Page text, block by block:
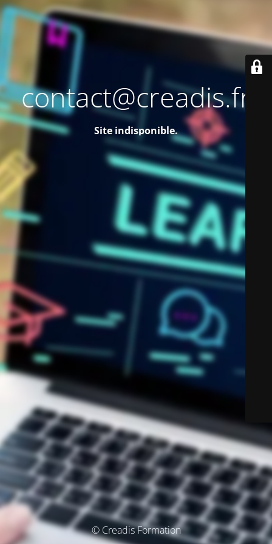
contact@creadis.fr
Site indisponible.
© Creadis Formation